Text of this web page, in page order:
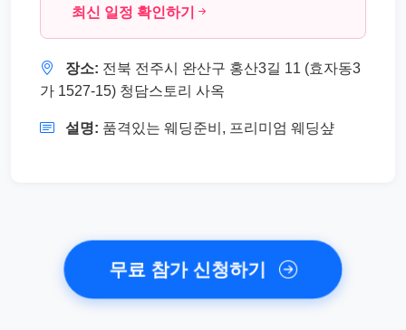
최신 일정 확인하기
장소: 전북 전주시 완산구 홍산3길 11 (효자동3
가 1527-15) 청담스토리 사옥
설명: 품격있는 웨딩준비, 프리미엄 웨딩샾
무료 참가 신청하기